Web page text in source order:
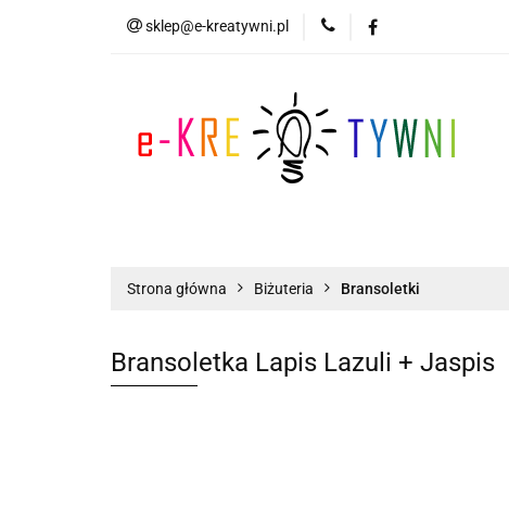
sklep@e-kreatywni.pl
Tworzenie Biżuterii
Biżuteria Nowości
Strona główna Biżuteria Bransoletki
Bransoletka Lapis Lazuli + Jaspis